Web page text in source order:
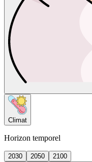
Climat
Horizon temporel
2030 2050
2100